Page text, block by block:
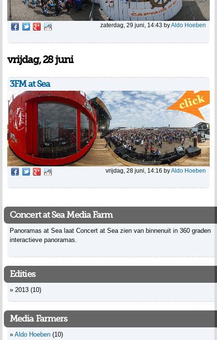
zaterdag, 29 juni, 14:43 byAldo Hoeben
vrijdag, 28 juni
3FM at Sea
vrijdag, 28 juni, 14:16 by Aldo Hoeben
Concert at Sea Media Farm
Panoramas at Sea laat Concert at Sea zien van binnenuit in 360 graden
interactieve panoramas.
Edities
2013 (10)
Media Farmers
Aldo Hoeben (10)